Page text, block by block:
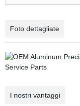
Foto dettagliate
I nostri vantaggi